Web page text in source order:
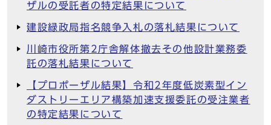
ザルの受託者の特定結果について
建設緑政局指名競争入札の落札結果について
川崎市役所第2庁舎解体撤去その他設計業務委
託の落札結果について
【プロポーザル結果】令和2年度低炭素型イン
ダストリーエリア構築加速支援委託の受注業者
の特定結果について